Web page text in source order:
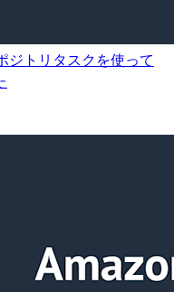
ジトリタスクを使って